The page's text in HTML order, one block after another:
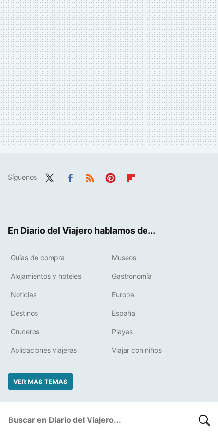
Síguenos
En Diario del Viajero hablamos de...
Guías de compra Museos
Alojamientos y hoteles Gastronomía
Noticias Europa
Destinos España
Cruceros Playas
Aplicaciones viajeras Viajar con niños
VER MÁS TEMAS